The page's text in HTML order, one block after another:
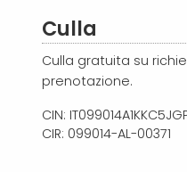
Culla
Culla gratuita su
prenotazione.
CIN:
CIR: 099014-AL-00371